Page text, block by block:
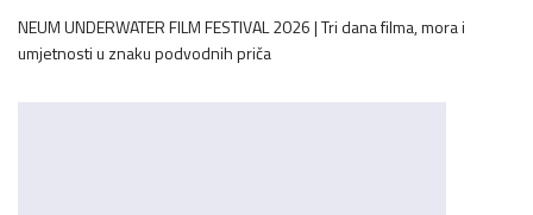
NEUM UNDERWATER FILM FESTIVAL 2026 | Tri dana filma, mora i
umjetnosti u znaku podvodnih priča